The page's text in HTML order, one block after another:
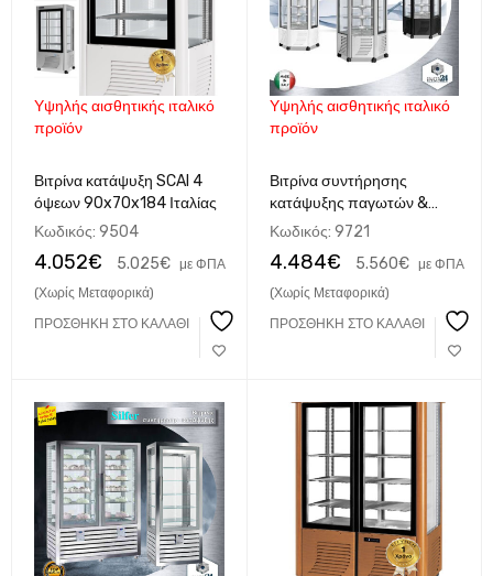
Υψηλής αισθητικής ιταλικό
προϊόν
Βιτρίνα κατάψυξη SCAI 4
όψεων 90x70x184 Ιταλίας
Κωδικός: 9504
4.052€ 5.025€ με ΦΠΑ
(Χωρίς Μεταφορικά)
ΠΡΟΣΘΉΚΗ ΣΤΟ ΚΑΛΆΘΙ
Υψηλής αισθητικής ιταλικό
προϊόν
Βιτρίνα συντήρησης
κατάψυξης παγωτών &
γλυκών SCAI bt ΙΤΑΛΙΚΟ
Κωδικός: 9721
4.484€ 5.560€
με ΦΠΑ
(Χωρίς Μεταφορικά)
ΠΡΟΣΘΉΚΗ ΣΤΟ ΚΑΛΆΘΙ